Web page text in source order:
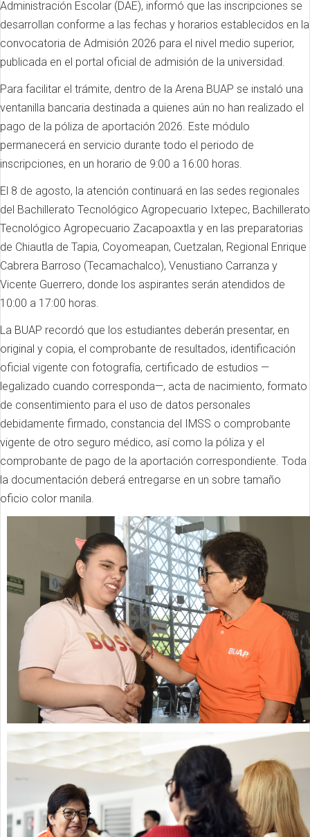
Administración Escolar (DAE), informó que las inscripciones se
desarrollan conforme a las fechas y horarios establecidos en la
convocatoria de Admisión 2026 para el nivel medio superior,
publicada en el portal oficial de admisión de la universidad.
Para facilitar el trámite, dentro de la Arena BUAP se instaló una
ventanilla bancaria destinada a quienes aún no han realizado el
pago de la póliza de aportación 2026. Este módulo
permanecerá en servicio durante todo el periodo de
inscripciones, en un horario de 9:00 a 16:00 horas.
El 8 de agosto, la atención continuará en las sedes regionales
del Bachillerato Tecnológico Agropecuario Ixtepec, Bachillerato
Tecnológico Agropecuario Zacapoaxtla y en las preparatorias
de Chiautla de Tapia, Coyomeapan, Cuetzalan, Regional Enrique
Cabrera Barroso (Tecamachalco), Venustiano Carranza y
Vicente Guerrero, donde los aspirantes serán atendidos de
10:00 a 17:00 horas.
La BUAP recordó que los estudiantes deberán presentar, en
original y copia, el comprobante de resultados, identificación
oficial vigente con fotografía, certificado de estudios —
legalizado cuando corresponda—, acta de nacimiento, formato
de consentimiento para el uso de datos personales
debidamente firmado, constancia del IMSS o comprobante
vigente de otro seguro médico, así como la póliza y el
comprobante de pago de la aportación correspondiente. Toda
la documentación deberá entregarse en un sobre tamaño
oficio color manila.